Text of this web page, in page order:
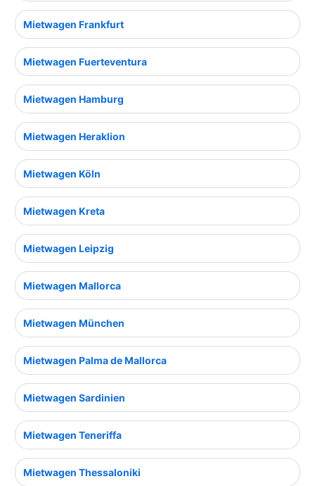
Mietwagen Frankfurt
Mietwagen Fuerteventura
Mietwagen Hamburg
Mietwagen Heraklion
Mietwagen Köln
Mietwagen Kreta
Mietwagen Leipzig
Mietwagen Mallorca
Mietwagen München
Mietwagen Palma de Mallorca
Mietwagen Sardinien
Mietwagen Teneriffa
Mietwagen Thessaloniki